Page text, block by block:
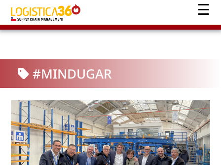
#MINDUGAR